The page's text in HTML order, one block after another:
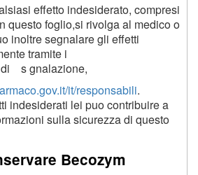
effetto indesiderato, compresi
questo foglio,si rivolga al medico o
inoltre segnalare gli effetti
tramite i
s gnalazione,
it/responsabili.
indesiderati lei puo contribuire a
sulla sicurezza di questo
Becozym